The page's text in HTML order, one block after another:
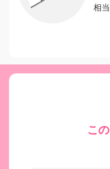
相
こ